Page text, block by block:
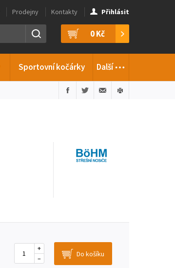
0 Kč
Sportovní kočárky Další…
Prodejny Kontakty Přihlásit
–
+